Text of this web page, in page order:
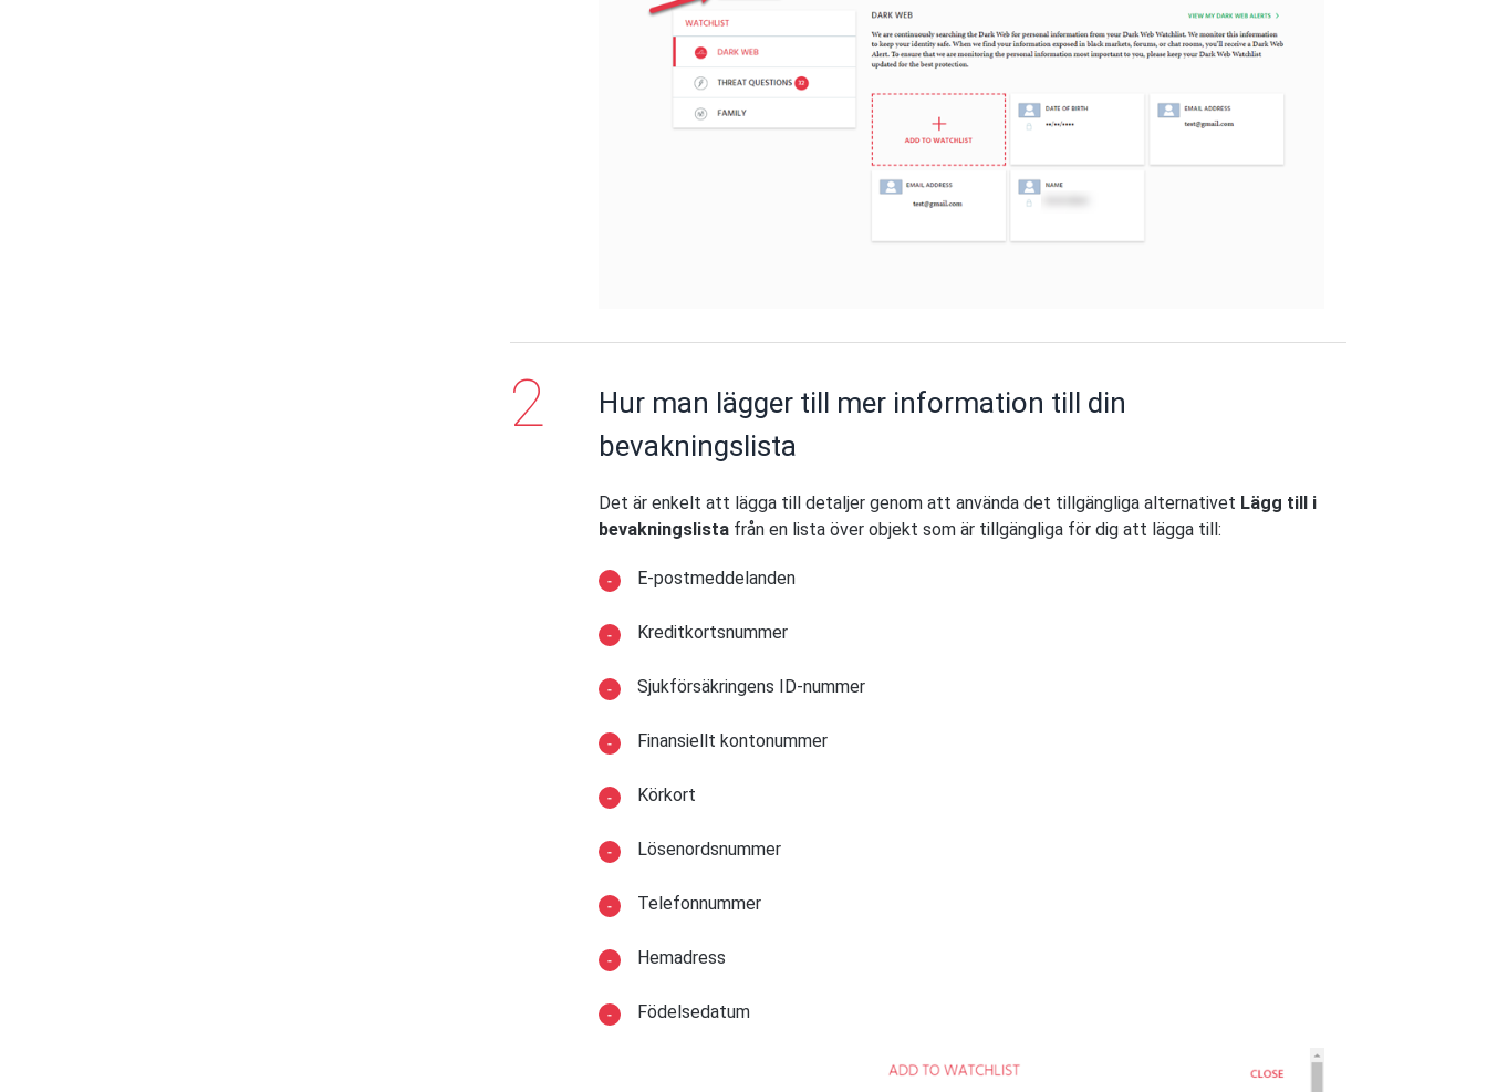
Hur man lägger till mer information till din
bevakningslista
Det är enkelt att lägga till detaljer genom att använda det tillgängliga alternativet Lägg till i
bevakningslista från en lista över objekt som är tillgängliga för dig att lägga till:
E-postmeddelanden
Kreditkortsnummer
Sjukförsäkringens ID-nummer
Finansiellt kontonummer
Körkort
Lösenordsnummer
Telefonnummer
Hemadress
Födelsedatum